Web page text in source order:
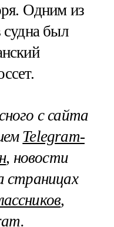
Одним из
судна был
с сайта
Telegram-
, новости
,
.